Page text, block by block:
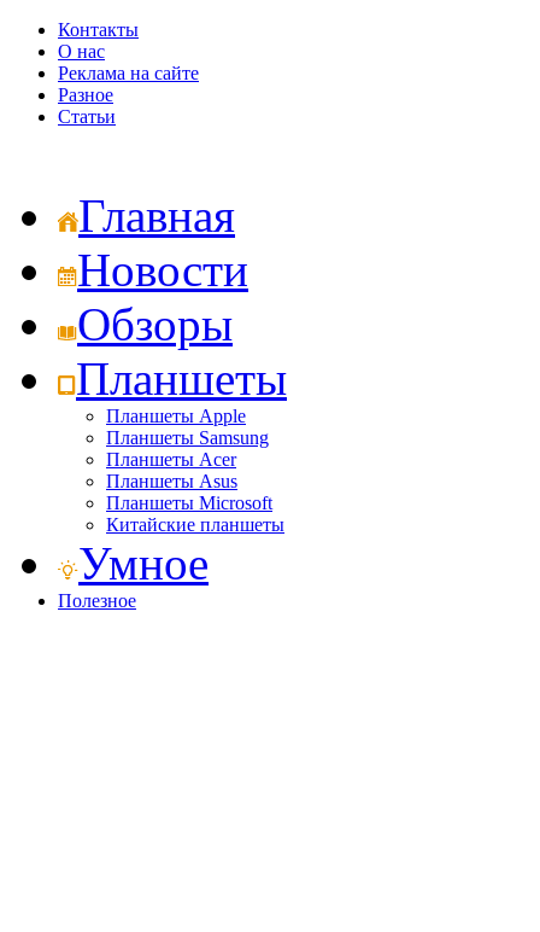
Контакты
О нас
Реклама на сайте
Разное
Статьи
Главная
Новости
Обзоры
Планшеты
Планшеты Apple
Планшеты Samsung
Планшеты Acer
Планшеты Asus
Планшеты Microsoft
Китайские планшеты
Умное
Полезное